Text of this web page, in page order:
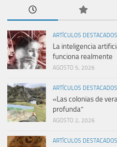
ARTÍCULOS DESTACADOS
La inteligencia
funciona realmente
AGOSTO 5, 2026
ARTÍCULOS DESTACADOS
«Las colonias de
profunda”
AGOSTO 2, 2026
ARTÍCULOS DESTACADOS